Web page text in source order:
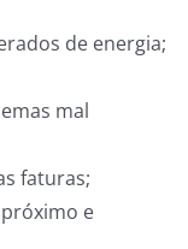
de energia;
mal
faturas;
e